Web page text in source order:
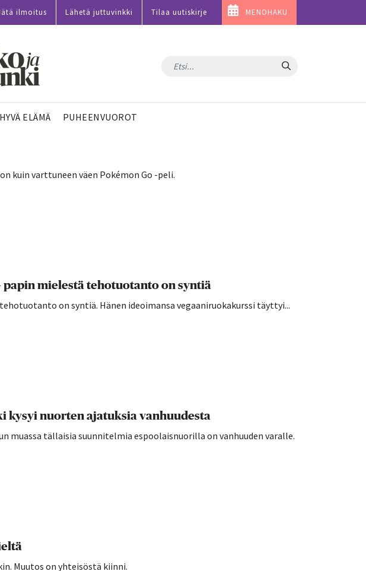
ilmoitus Lähetä juttuvinkki Tilaa uutiskirje MENOHAKU
Hae
HYVÄ ELÄMÄ PUHEENVUOROT
kuin varttuneen väen Pokémon Go -peli.
papin mielestä tehotuotanto on syntiä
on syntiä. Hänen ideoimansa vegaaniruokakurssi täyttyi...
kysyi nuorten ajatuksia vanhuudesta
muassa tällaisia suunnitelmia espoolaisnuorilla on vanhuuden varalle.
Muutos on yhteisöstä kiinni.